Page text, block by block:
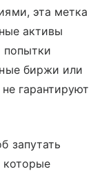
эта метка
активы
попытки
биржи или
гарантируют
запутать